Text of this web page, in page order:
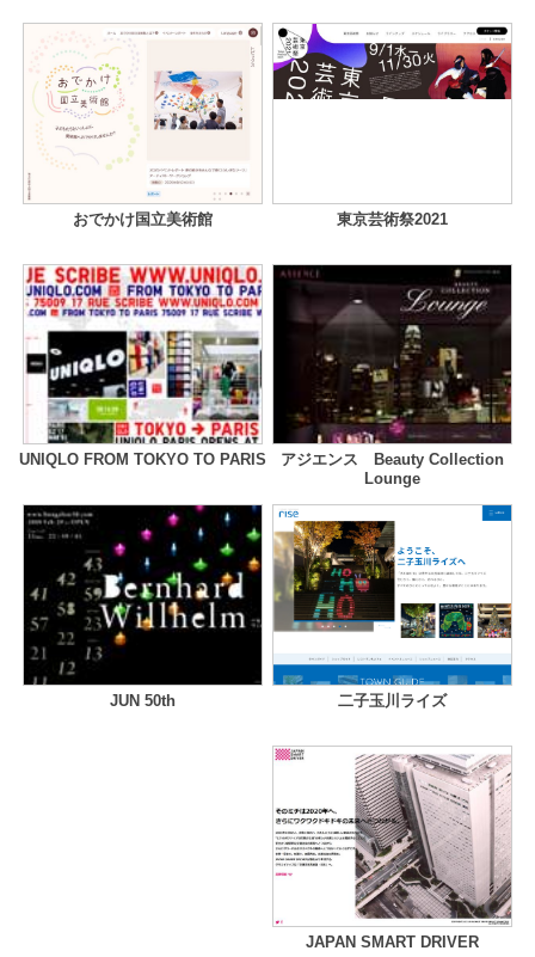
おでかけ国立美術館 東京芸術祭2021
UNIQLO FROM TOKYO TO PARIS
アジエンス Beauty Collection
Lounge
JUN 50th 二子玉川ライズ
JAPAN SMART DRIVER